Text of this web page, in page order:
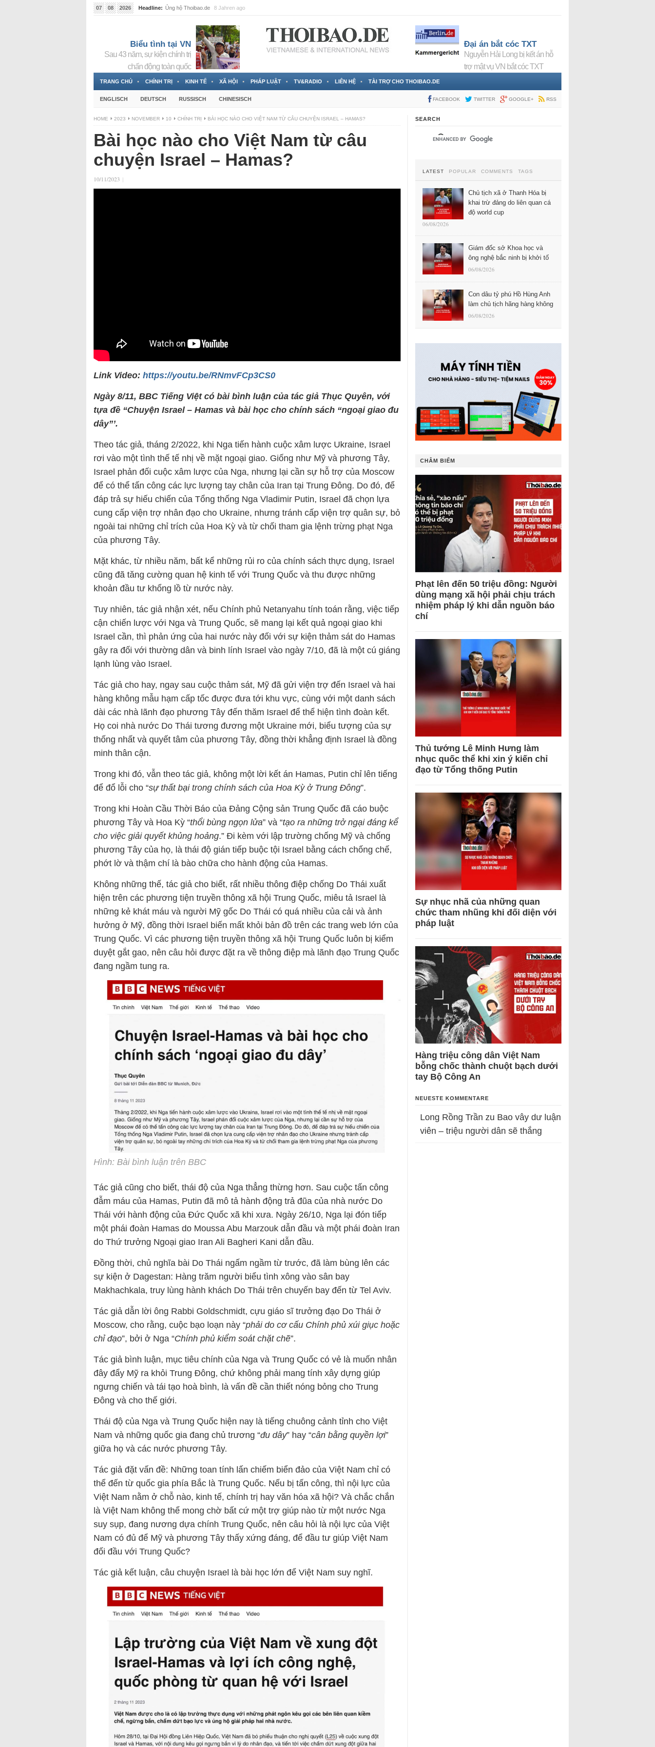
07 08 2026 Headline: Ủng hộ Thoibao.de 8 Jahren ago
Biểu tình tại VN
Sau 43 năm, sự kiện chính trị
chấn động toàn quốc
Đại án bắt cóc TXT
Nguyễn Hải Long bị kết án hỗ
trợ mật vụ VN bắt cóc TXT
TRANG CHỦ CHÍNH TRỊ KINH TẾ XÃ HỘI PHÁP LUẬT TV&RADIO LIÊN HỆ TÀI TRỢ CHO THOIBAO.DE
ENGLISCH DEUTSCH RUSSISCH CHINESISCH FACEBOOK TWITTER GOOGLE+ RSS
HOME 2023 NOVEMBER 10 CHÍNH TRỊ BÀI HỌC NÀO CHO VIỆT NAM TỪ CÂU CHUYỆN ISRAEL – HAMAS?
Bài học nào cho Việt Nam từ câu
chuyện Israel – Hamas?
10/11/2023 |
Link Video: https://youtu.be/RNmvFCp3CS0
Ngày 8/11, BBC Tiếng Việt có bài bình luận của tác giả Thục Quyên, với
tựa đề “Chuyện Israel – Hamas và bài học cho chính sách “ngoại giao đu
dây”’.
Theo tác giả, tháng 2/2022, khi Nga tiến hành cuộc xâm lược Ukraine, Israel
rơi vào một tình thế tế nhị về mặt ngoại giao. Giống như Mỹ và phương Tây,
Israel phản đối cuộc xâm lược của Nga, nhưng lại cần sự hỗ trợ của Moscow
để có thể tấn công các lực lượng tay chân của Iran tại Trung Đông. Do đó, để
đáp trả sự hiếu chiến của Tổng thống Nga Vladimir Putin, Israel đã chọn lựa
cung cấp viện trợ nhân đạo cho Ukraine, nhưng tránh cấp viện trợ quân sự, bỏ
ngoài tai những chỉ trích của Hoa Kỳ và từ chối tham gia lệnh trừng phạt Nga
của phương Tây.
Mặt khác, từ nhiều năm, bất kể những rủi ro của chính sách thực dụng, Israel
cũng đã tăng cường quan hệ kinh tế với Trung Quốc và thu được những
khoản đầu tư khổng lồ từ nước này.
Tuy nhiên, tác giả nhận xét, nếu Chính phủ Netanyahu tính toán rằng, việc tiếp
cận chiến lược với Nga và Trung Quốc, sẽ mang lại kết quả ngoại giao khi
Israel cần, thì phản ứng của hai nước này đối với sự kiện thảm sát do Hamas
gây ra đối với thường dân và binh lính Israel vào ngày 7/10, đã là một cú giáng
lạnh lùng vào Israel.
Tác giả cho hay, ngay sau cuộc thảm sát, Mỹ đã gửi viện trợ đến Israel và hai
hàng không mẫu hạm cấp tốc được đưa tới khu vực, cùng với một danh sách
dài các nhà lãnh đạo phương Tây đến thăm Israel để thể hiện tình đoàn kết.
Họ coi nhà nước Do Thái tương đương một Ukraine mới, biểu tượng của sự
thống nhất và quyết tâm của phương Tây, đồng thời khẳng định Israel là đồng
minh thân cận.
Trong khi đó, vẫn theo tác giả, không một lời kết án Hamas, Putin chỉ lên tiếng
để đổ lỗi cho “sự thất bại trong chính sách của Hoa Kỳ ở Trung Đông”.
Trong khi Hoàn Cầu Thời Báo của Đảng Cộng sản Trung Quốc đã cáo buộc
phương Tây và Hoa Kỳ “thổi bùng ngọn lửa” và “tạo ra những trở ngại đáng kể
cho việc giải quyết khủng hoảng.” Đi kèm với lập trường chống Mỹ và chống
phương Tây của họ, là thái độ gián tiếp buộc tội Israel bằng cách chống chế,
phớt lờ và thậm chí là bào chữa cho hành động của Hamas.
Không những thế, tác giả cho biết, rất nhiều thông điệp chống Do Thái xuất
hiện trên các phương tiện truyền thông xã hội Trung Quốc, miêu tả Israel là
những kẻ khát máu và người Mỹ gốc Do Thái có quá nhiều của cải và ảnh
hưởng ở Mỹ, đồng thời Israel biến mất khỏi bản đồ trên các trang web lớn của
Trung Quốc. Vì các phương tiện truyền thông xã hội Trung Quốc luôn bị kiểm
duyệt gắt gao, nên câu hỏi được đặt ra về thông điệp mà lãnh đạo Trung Quốc
đang ngầm tung ra.
Hình: Bài bình luận trên BBC
Tác giả cũng cho biết, thái độ của Nga thẳng thừng hơn. Sau cuộc tấn công
đẫm máu của Hamas, Putin đã mô tả hành động trả đũa của nhà nước Do
Thái với hành động của Đức Quốc xã khi xưa. Ngày 26/10, Nga lại đón tiếp
một phái đoàn Hamas do Moussa Abu Marzouk dẫn đầu và một phái đoàn Iran
do Thứ trưởng Ngoại giao Iran Ali Bagheri Kani dẫn đầu.
Đồng thời, chủ nghĩa bài Do Thái ngấm ngầm từ trước, đã làm bùng lên các
sự kiện ở Dagestan: Hàng trăm người biểu tình xông vào sân bay
Makhachkala, truy lùng hành khách Do Thái trên chuyến bay đến từ Tel Aviv.
Tác giả dẫn lời ông Rabbi Goldschmidt, cựu giáo sĩ trưởng đạo Do Thái ở
Moscow, cho rằng, cuộc bạo loạn này “phải do cơ cấu Chính phủ xúi giục hoặc
chỉ đạo”, bởi ở Nga “Chính phủ kiểm soát chặt chẽ”.
Tác giả bình luận, mục tiêu chính của Nga và Trung Quốc có vẻ là muốn nhân
đây đẩy Mỹ ra khỏi Trung Đông, chứ không phải mang tính xây dựng giúp
ngưng chiến và tái tạo hoà bình, là vấn đề cần thiết nóng bỏng cho Trung
Đông và cho thế giới.
Thái độ của Nga và Trung Quốc hiện nay là tiếng chuông cảnh tỉnh cho Việt
Nam và những quốc gia đang chủ trương “đu dây” hay “cân bằng quyền lợi”
giữa họ và các nước phương Tây.
Tác giả đặt vấn đề: Những toan tính lấn chiếm biển đảo của Việt Nam chỉ có
thể đến từ quốc gia phía Bắc là Trung Quốc. Nếu bị tấn công, thì nội lực của
Việt Nam nằm ở chỗ nào, kinh tế, chính trị hay văn hóa xã hội? Và chắc chắn
là Việt Nam không thể mong chờ bất cứ một trợ giúp nào từ một nước Nga
suy sụp, đang nương dựa chính Trung Quốc, nên câu hỏi là nội lực của Việt
Nam có đủ để Mỹ và phương Tây thấy xứng đáng, để đầu tư giúp Việt Nam
đối đầu với Trung Quốc?
Tác giả kết luận, câu chuyện Israel là bài học lớn để Việt Nam suy nghĩ.
SEARCH
LATEST POPULAR COMMENTS TAGS
Chủ tịch xã ở Thanh Hóa bị
khai trừ đảng do liên quan cá
độ world cup
06/08/2026
Giám đốc sở Khoa học và
ông nghệ bắc ninh bị khởi tố
06/08/2026
Con dâu tỷ phú Hồ Hùng Anh
làm chủ tịch hãng hàng không
06/08/2026
CHÂM BIẾM
Phạt lên đến 50 triệu đồng: Người
dùng mạng xã hội phải chịu trách
nhiệm pháp lý khi dẫn nguồn báo
chí
Thủ tướng Lê Minh Hưng làm
nhục quốc thể khi xin ý kiến chỉ
đạo từ Tổng thống Putin
Sự nhục nhã của những quan
chức tham nhũng khi đối diện với
pháp luật
Hàng triệu công dân Việt Nam
bỗng chốc thành chuột bạch dưới
tay Bộ Công An
NEUESTE KOMMENTARE
Long Rồng Trần zu Bao vây dư luận
viên – triệu người dân sẽ thắng